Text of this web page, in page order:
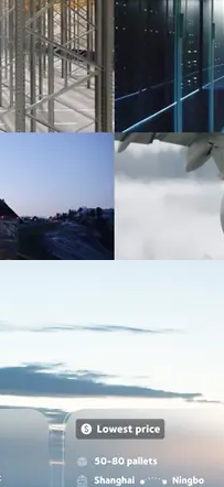
samen kunnen groeien.